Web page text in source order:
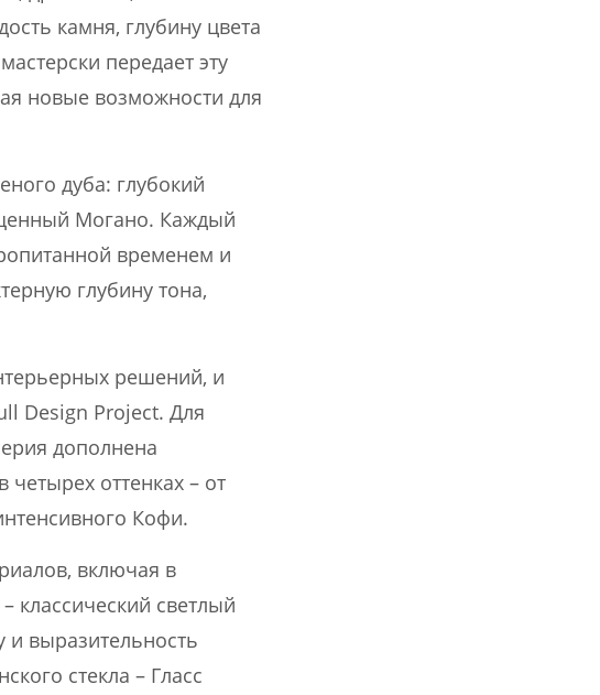
камня, глубину цвета
передает эту
новые возможности для
дуба: глубокий
Могано. Каждый
временем и
глубину тона,
решений, и
Design Project. Для
дополнена
оттенках – от
Кофи.
включая в
классический светлый
выразительность
стекла – Гласс